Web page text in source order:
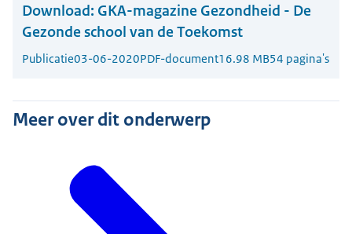
Download: GKA-magazine Gezondheid - De
Gezonde school van de Toekomst
Publicatie03-06-2020PDF-document16.98 MB54 pagina's
Meer over dit onderwerp